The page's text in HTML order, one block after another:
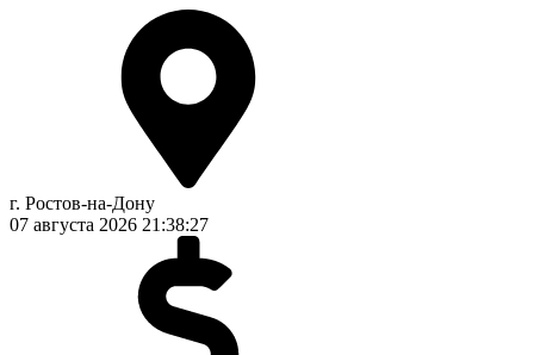
г. Ростов-на-Дону
07 августа 2026 21:38:27